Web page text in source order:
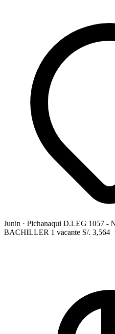
Junin · Pichanaqui D.LEG 1057 -
BACHILLER 1 vacante S/. 3,564